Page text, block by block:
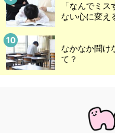
「なんでミ
ない心に変え
なかなか聞け
て？